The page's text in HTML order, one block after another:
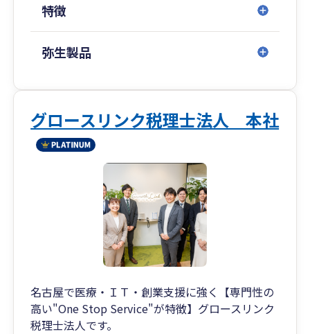
特徴
弥生製品
グロースリンク税理士法人 本社
名古屋で医療・ＩＴ・創業支援に強く【専門性の
高い"One Stop Service"が特徴】グロースリンク
税理士法人です。